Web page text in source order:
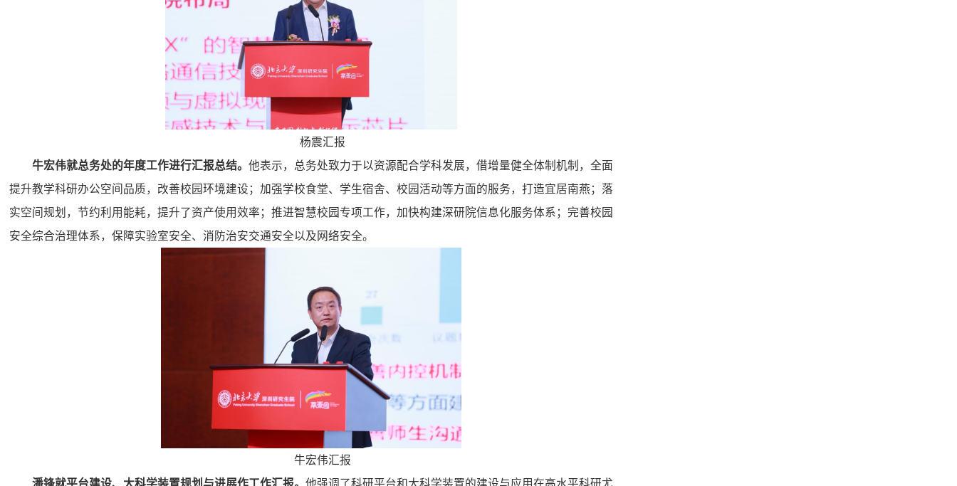
杨震汇报
牛宏伟就总务处的年度工作进行汇报总结。 他表示，总务处致力于以资源配合学科发展，借增量健全体制机制，全面
提升教学科研办公空间品质，改善校园环境建设；加强学校食堂、学生宿舍、校园活动等方面的服务，打造宜居南燕；落
实空间规划，节约利用能耗，提升了资产使用效率；推进智慧校园专项工作，加快构建深研院信息化服务体系；完善校园
安全综合治理体系，保障实验室安全、消防治安交通安全以及网络安全。
牛宏伟汇报